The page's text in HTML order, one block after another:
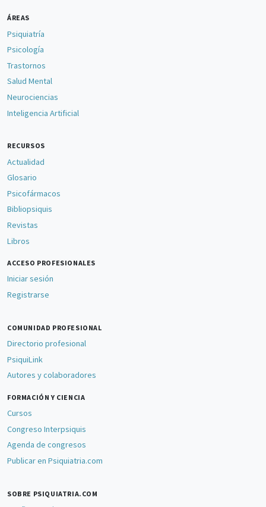
ÁREAS
Psiquiatría
Psicología
Trastornos
Salud Mental
Neurociencias
Inteligencia Artificial
RECURSOS
Actualidad
Glosario
Psicofármacos
Bibliopsiquis
Revistas
Libros
ACCESO PROFESIONALES
Iniciar sesión
Registrarse
COMUNIDAD PROFESIONAL
Directorio profesional
PsiquiLink
Autores y colaboradores
FORMACIÓN Y CIENCIA
Cursos
Congreso Interpsiquis
Agenda de congresos
Publicar en Psiquiatria.com
SOBRE PSIQUIATRIA.COM